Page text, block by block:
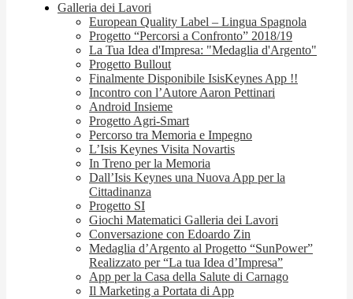
Galleria dei Lavori
European Quality Label – Lingua Spagnola
Progetto “Percorsi a Confronto” 2018/19
La Tua Idea d'Impresa: "Medaglia d'Argento"
Progetto Bullout
Finalmente Disponibile IsisKeynes App !!
Incontro con l’Autore Aaron Pettinari
Android Insieme
Progetto Agri-Smart
Percorso tra Memoria e Impegno
L’Isis Keynes Visita Novartis
In Treno per la Memoria
Dall’Isis Keynes una Nuova App per la
Cittadinanza
Progetto SI
Giochi Matematici Galleria dei Lavori
Conversazione con Edoardo Zin
Medaglia d’Argento al Progetto “SunPower”
Realizzato per “La tua Idea d’Impresa”
App per la Casa della Salute di Carnago
Il Marketing a Portata di App